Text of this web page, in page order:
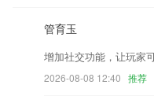
真钱网下载软件优势
1.支持数学录播课程，可反复
2.热点、资讯一键获取
管育玉
增加社交功能，让玩家
2026-08-08 12:40 推荐